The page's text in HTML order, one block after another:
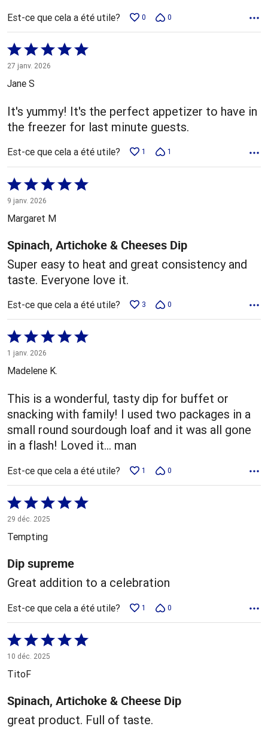
Est-ce que cela a été utile? 0 0
Coté
5 sur
5
27 janv. 2026
Jane S
It's yummy! It's the perfect appetizer to have in
the freezer for last minute guests.
Est-ce que cela a été utile? 1 1
Coté
5 sur
5
9 janv. 2026
Margaret M
Spinach, Artichoke & Cheeses Dip
Super easy to heat and great consistency and
taste. Everyone love it.
Est-ce que cela a été utile? 3 0
Coté
5 sur
5
1 janv. 2026
Madelene K.
This is a wonderful, tasty dip for buffet or
snacking with family! I used two packages in a
small round sourdough loaf and it was all gone
in a flash! Loved it... man
Est-ce que cela a été utile? 1 0
Coté
5 sur
5
29 déc. 2025
Tempting
Dip supreme
Great addition to a celebration
Est-ce que cela a été utile? 1 0
Coté
5 sur
5
10 déc. 2025
TitoF
Spinach, Artichoke & Cheese Dip
great product. Full of taste.